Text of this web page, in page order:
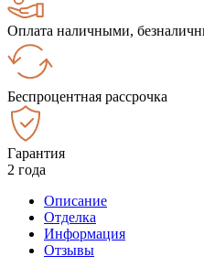
Оплата наличными,
Беспроцентная рассрочка
Гарантия
2 года
Описание
Отделка
Информация
Отзывы